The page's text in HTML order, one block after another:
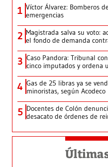
1 Víctor Álvarez: Bomberos
emergencias
2 Magistrada salva su voto:
el fondo de demanda
3 Caso Pandora: Tribunal
cinco imputados y ordena
4 Gas de 25 libras ya se
minoristas, según Acodeco
5 Docentes de Colón
desacato de órdenes de